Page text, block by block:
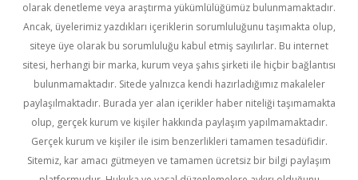
olarak denetleme veya araştırma yükümlülüğümüz bulunmamaktadır.
Ancak, üyelerimiz yazdıkları içeriklerin sorumluluğunu taşımakta olup,
siteye üye olarak bu sorumluluğu kabul etmiş sayılırlar. Bu internet
sitesi, herhangi bir marka, kurum veya şahıs şirketi ile hiçbir bağlantısı
bulunmamaktadır. Sitede yalnızca kendi hazırladığımız makaleler
paylaşılmaktadır. Burada yer alan içerikler haber niteliği taşımamakta
olup, gerçek kurum ve kişiler hakkında paylaşım yapılmamaktadır.
Gerçek kurum ve kişiler ile isim benzerlikleri tamamen tesadüfidir.
Sitemiz, kar amacı gütmeyen ve tamamen ücretsiz bir bilgi paylaşım